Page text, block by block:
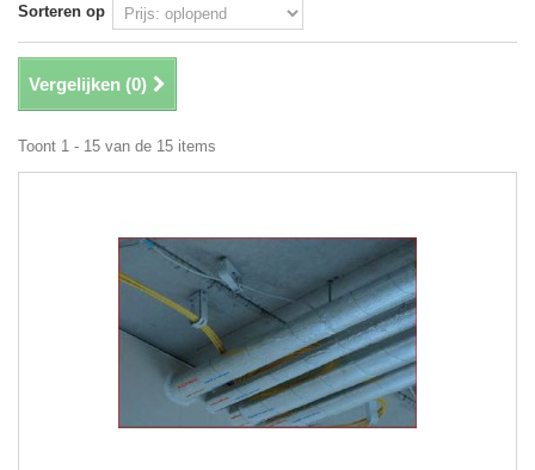
Sorteren op
Vergelijken (0)
Toont 1 - 15 van de 15 items